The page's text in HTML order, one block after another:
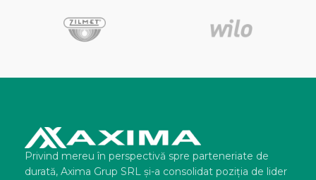
Privind mereu în perspectivă spre parteneriate de
durată, Axima Grup SRL şi-a consolidat poziţia de lider